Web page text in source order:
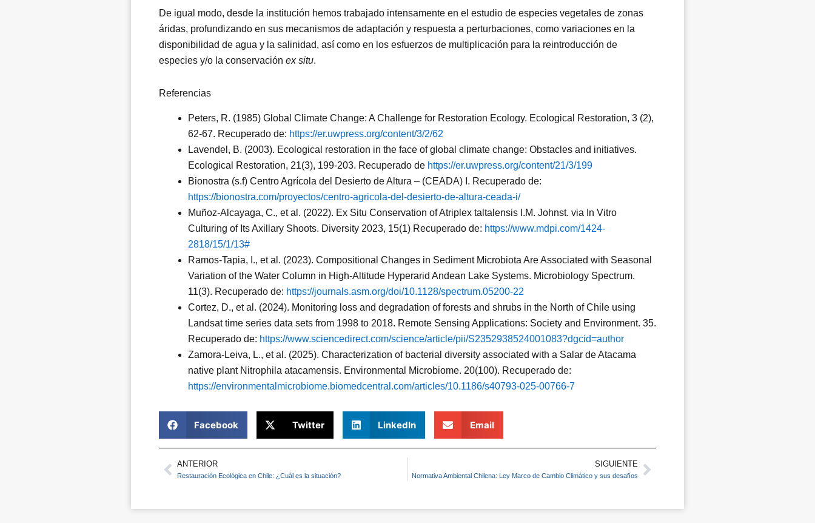
De igual modo, desde la institución hemos trabajado intensamente en el estudio de especies vegetales de zonas
áridas, profundizando en sus mecanismos de adaptación y respuesta a perturbaciones, como variaciones en la
disponibilidad de agua y la salinidad, así como en los esfuerzos de multiplicación para la reintroducción de
especies y/o la conservación ex situ.
Referencias
Peters, R. (1985) Global Climate Change: A Challenge for Restoration Ecology. Ecological Restoration, 3 (2),
62-67. Recuperado de: https://er.uwpress.org/content/3/2/62
Lavendel, B. (2003). Ecological restoration in the face of global climate change: Obstacles and initiatives.
Ecological Restoration, 21(3), 199-203. Recuperado de https://er.uwpress.org/content/21/3/199
Bionostra (s.f) Centro Agrícola del Desierto de Altura – (CEADA) I. Recuperado de:
https://bionostra.com/proyectos/centro-agricola-del-desierto-de-altura-ceada-i/
Muñoz-Alcayaga, C., et al. (2022). Ex Situ Conservation of Atriplex taltalensis I.M. Johnst. via In Vitro
Culturing of Its Axillary Shoots. Diversity 2023, 15(1) Recuperado de: https://www.mdpi.com/1424-
2818/15/1/13#
Ramos-Tapia, I., et al. (2023). Compositional Changes in Sediment Microbiota Are Associated with Seasonal
Variation of the Water Column in High-Altitude Hyperarid Andean Lake Systems. Microbiology Spectrum.
11(3). Recuperado de: https://journals.asm.org/doi/10.1128/spectrum.05200-22
Cortez, D., et al. (2024). Monitoring loss and degradation of forests and shrubs in the North of Chile using
Landsat time series data sets from 1998 to 2018. Remote Sensing Applications: Society and Environment. 35.
Recuperado de: https://www.sciencedirect.com/science/article/pii/S2352938524001083?dgcid=author
Zamora-Leiva, L., et al. (2025). Characterization of bacterial diversity associated with a Salar de Atacama
native plant Nitrophila atacamensis. Environmental Microbiome. 20(100). Recuperado de:
https://environmentalmicrobiome.biomedcentral.com/articles/10.1186/s40793-025-00766-7
Facebook Twitter LinkedIn Email
Prev
ANTERIOR
Restauración Ecológica en Chile: ¿Cuál es la situación?
SIGUIENTE
Normativa Ambiental Chilena: Ley Marco de Cambio Climático y sus desafíosNext